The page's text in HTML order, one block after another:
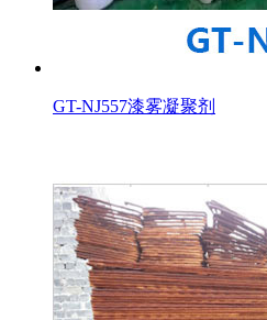
GT-NJ557漆雾凝聚剂